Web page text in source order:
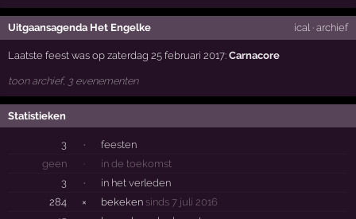
Uitgaansagenda Het Engelke ical· archief
Laatste feest was op zaterdag 25 februari 2017:Carnacore
toon archief, 3 evenementen
Statistieken
3 ·
feesten
geen
·
in de toekomst
3
·
in het verleden
284
× bekeken sinds 7 juli 2016